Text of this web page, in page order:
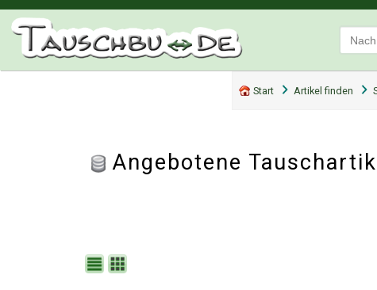
Start Artikel finden
Angebotene